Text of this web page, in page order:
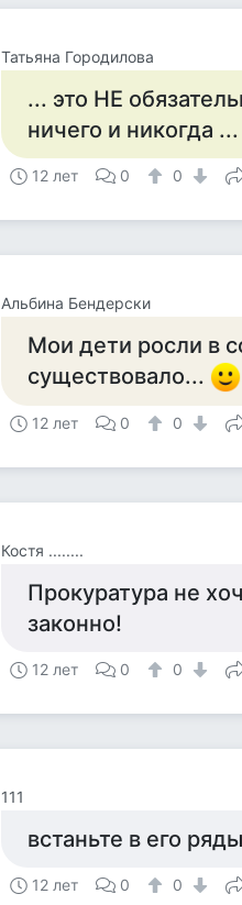
Татьяна Городилова
... это НЕ
ничего и никогда ...
12 лет 0 0
Альбина Бендерски
Мои дети росли в
существовало...
12 лет 0 0
Костя ........
Прокуратура не
законно!
12 лет 0 0
111
встаньте в его
12 лет 0 0